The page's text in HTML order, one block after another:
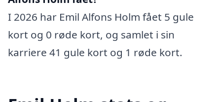
I 2026 har Emil Alfons Holm fået 5 gule
kort og 0 røde kort, og samlet i sin
karriere 41 gule kort og 1 røde kort.